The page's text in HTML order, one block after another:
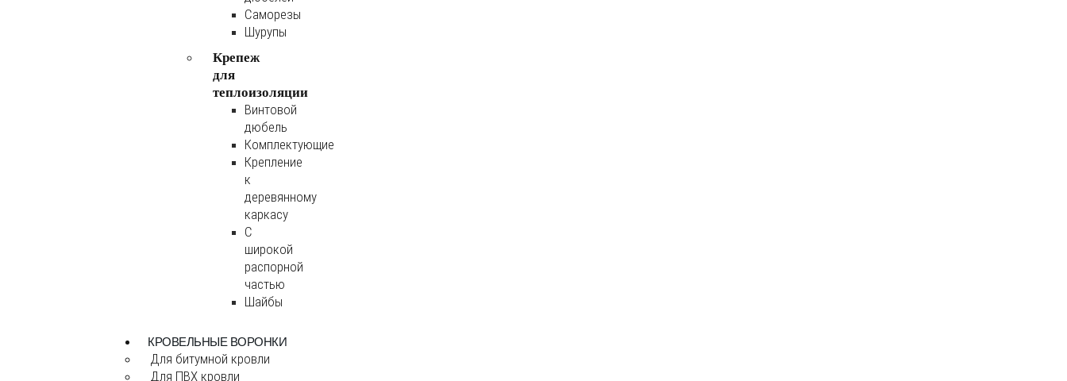
Саморезы
Шурупы
Крепеж
для
теплоизоляции
Винтовой
дюбель
Комплектующие
Крепление
к
деревянному
каркасу
С
широкой
распорной
частью
Шайбы
КРОВЕЛЬНЫЕ ВОРОНКИ
Для битумной кровли
Для ПВХ кровли